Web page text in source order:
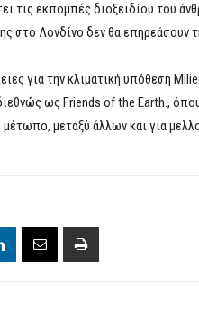
τις εκπομπές διοξειδίου του
στο Λονδίνο δεν θα επηρεάσουν
για την κλιματική υπόθεση
ως Friends of the Earth.,
μεταξύ άλλων και για